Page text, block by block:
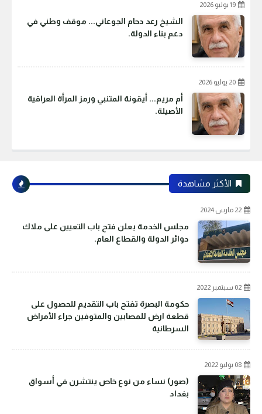
19 يوليو 2026
الشيخ رعد دحام الجوعاني... موقف وطني في
دعم بناء الدولة.
20 يوليو 2026
أم مريم... أيقونة المتنبي ورمز المرأة العراقية
الأصيلة.
الأكثر مشاهدة
22 مارس 2024
مجلس الخدمة يعلن فتح باب التعيين على ملاك
دوائر الدولة والقطاع العام.
02 سبتمبر 2022
حكومة البصرة تفتح باب التقديم للحصول على
قطعة ارض للمصابين والمتوفين جراء الأمراض
السرطانية
08 يوليو 2022
(صور) نساء من نوع خاص ينتشرن في أسواق
بغداد